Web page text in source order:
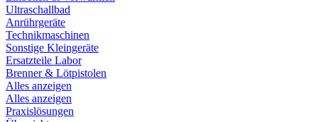
Ultraschallbad
Anrührgeräte
Technikmaschinen
Sonstige Kleingeräte
Ersatzteile Labor
Brenner & Lötpistolen
Alles anzeigen
Alles anzeigen
Praxislösungen